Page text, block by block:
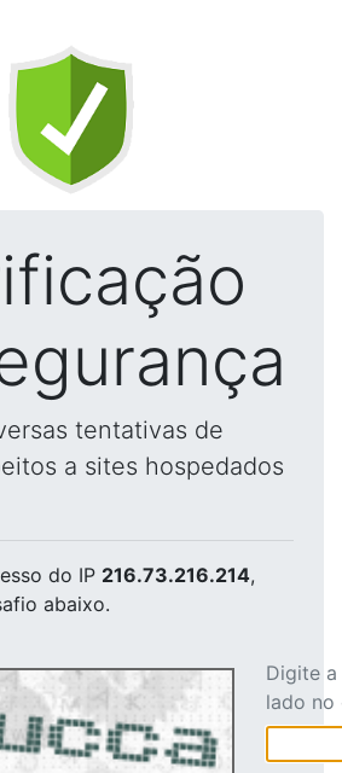
tentativas de
a sites hospedados
do IP 216.73.216.214,
abaixo.
Digite
lado no